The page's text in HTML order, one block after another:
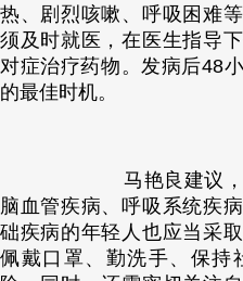
热、剧烈咳嗽、呼吸困难
须及时就医，在医生指导
对症治疗药物。发病后48
的最佳时机。
马艳良建议
脑血管疾病、呼吸系统疾
础疾病的年轻人也应当采
佩戴口罩、勤洗手、保持